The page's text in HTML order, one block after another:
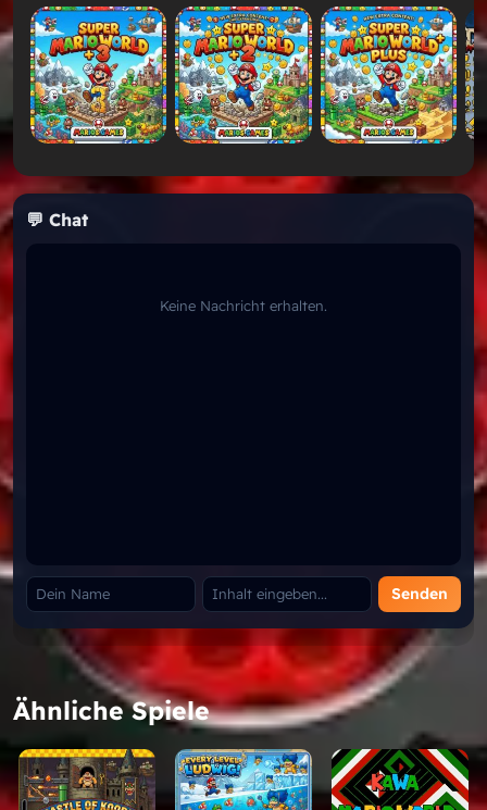
Üben Sie präzises Springen
Lernen Sie die Bewegungsmuster des Feindes
Fans vonSuper Mario World,Luigi's Mansionund
klassische Mario-Rom-Hacks werden den einzigartigen
Schwierigkeitsgrad und das kreative Leveldesign von
Luigi Adventure genießen.
Von Fans gemachter Mario
💬 Chat
Keine Nachricht erhalten.
Senden
Ähnliche Spiele